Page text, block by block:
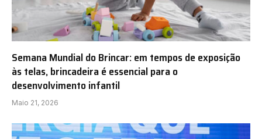
Semana Mundial do Brincar: em tempos de exposição
às telas, brincadeira é essencial para o
desenvolvimento infantil
Maio 21, 2026